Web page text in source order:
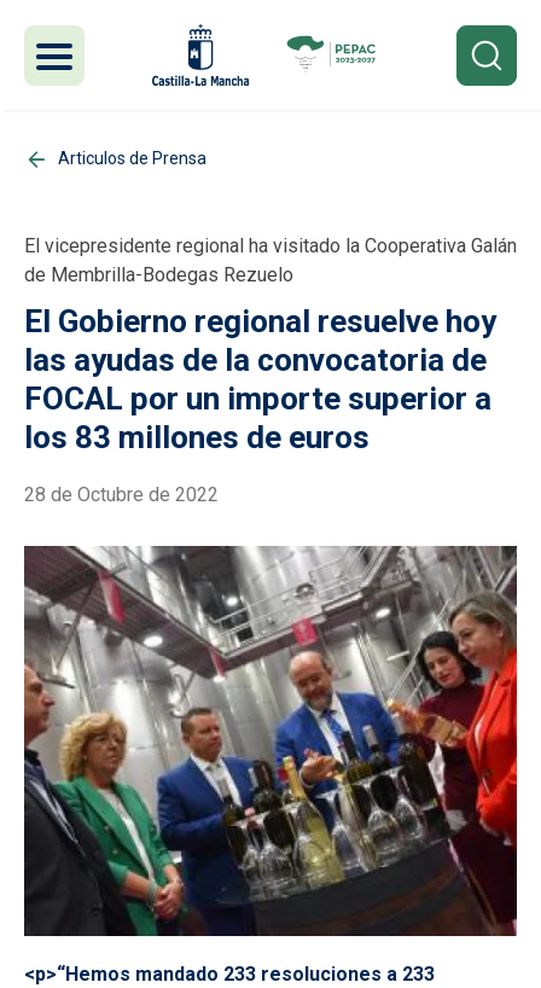
Articulos de Prensa
El vicepresidente regional ha visitado la Cooperativa Galán
de Membrilla-Bodegas Rezuelo
El Gobierno regional resuelve hoy
las ayudas de la convocatoria de
FOCAL por un importe superior a
los 83 millones de euros
28 de Octubre de 2022
<p>“Hemos mandado 233 resoluciones a 233